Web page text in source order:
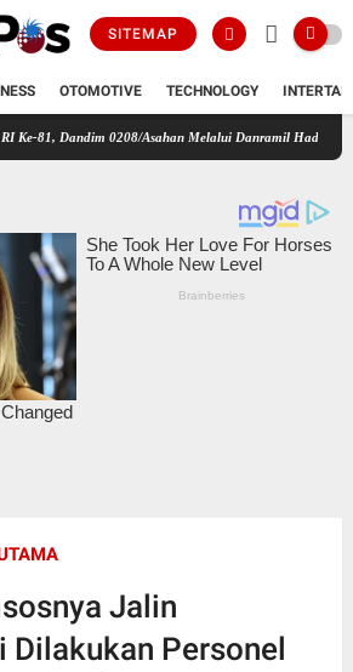
SITEMAP
OTOMOTIVE TECHNOLOGY
0208/Asahan Melalui Danramil Hadiri Aksi Donor
Jalin
Dilakukan Personel